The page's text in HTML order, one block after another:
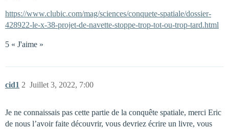
https://www.clubic.com/mag/sciences/conquete-spatiale/dossier-
428922-le-x-38-projet-de-navette-stoppe-trop-tot-ou-trop-tard.html
5 « J'aime »
cid1 Juillet 3, 2022, 7:00
2
Je ne connaissais pas cette partie de la conquête spatiale, merci Eric
de nous l’avoir faite découvrir, vous devriez écrire un livre, vous